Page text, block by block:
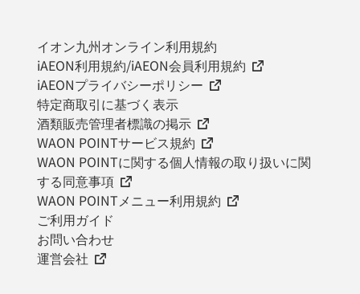
イオン九州オンライン利用規約
iAEON利用規約/iAEON会員利用規約
iAEONプライバシーポリシー
特定商取引に基づく表示
酒類販売管理者標識の掲示
WAON POINTサービス規約
WAON POINTに関する個人情報の取り扱いに関
する同意事項
WAON POINTメニュー利用規約
ご利用ガイド
お問い合わせ
運営会社